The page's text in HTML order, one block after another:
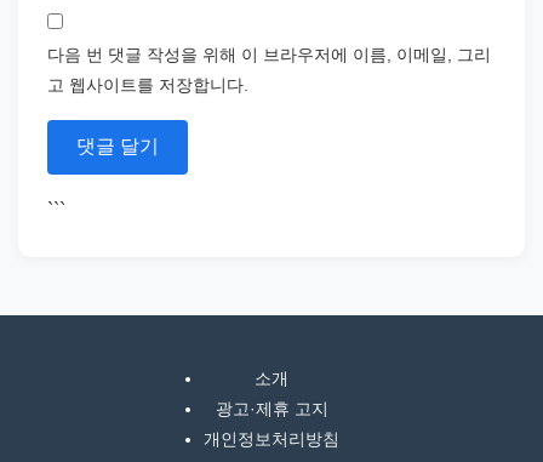
다음 번 댓글 작성을 위해 이 브라우저에 이름, 이메일, 그리
고 웹사이트를 저장합니다.
```
소개
광고·제휴 고지
개인정보처리방침